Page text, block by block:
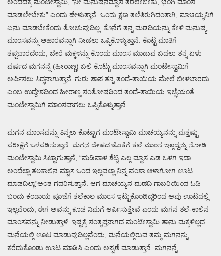
ಅಂದದಕ್ಕೆ ಮಂಟೇಸ್ವಾಮಿ, “ನೀ ಮನುಷನಮ್ವಾಸ ತರಲೇಬೇಕು, ಭಂಗಿ ಮಾಂಸ
ಮಾಡಲೇಬೇಕು” ಎಂದು ಹೇಳುತ್ತಾನೆ. ಒಂದು ಕ್ಷಣ ತಲೆತಿರುಗಿದಂತಾಗಿ, ಮಾಚಯ್ಯನಿಗೆ
ಏನು ಮಾಡಬೇಕೆಂದು ತೋಚುವುದಿಲ್ಲ. ಕೊನೆಗೆ ತನ್ನ ಮಡದಿಯನ್ನು ಕೇಳಿ ಮನುಷ್ಯ
ಮಾಂಸವನ್ನು ಆಹಾರವನ್ನಾಗಿ ನೀಡಲು ಒಪ್ಪಿಕೊಳ್ಳುತ್ತಾನೆ. ಕೊಟ್ಟ ಮಾತಿಗೆ
ತಪ್ಪಬಾರದೆಂದು, ಬೇರೆ ಮಕ್ಕಳನ್ನು ಕೊಂದು ಮಾಂಸ ಮಾಡುವ ಬದಲು ತನ್ನ ಏಳು
ವರ್ಷದ ಮಗನನ್ನೆ (ಹೀರಾಣ್ಣ) ಬಲಿ ಕೊಟ್ಟು ಮಾಂಸವನ್ನಾಗಿ ಮಂಟೇಸ್ವಾಮಿಗೆ
ಅರ್ಪಿಸಲು ಸಿದ್ಧನಾಗುತ್ತಾನೆ. ಗುರು ಶಾಪ ತನ್ನ ತಂದೆ-ತಾಯಿಯ ಮೇಲೆ ಬೀಳಬಾರದು
ಎಂಬ ಉದ್ದೇಶದಿಂದ ಹೀರಾಣ್ಣ ಸಂತೋಷದಿಂದ ತಂದೆ-ತಾಯಿಯ ಇಚ್ಛೆಯಂತೆ
ಮಂಟೇಸ್ವಾಮಿಗೆ ಮಾಂಸವಾಗಲು ಒಪ್ಪಿಕೊಳ್ಳುತ್ತಾನೆ.
ಮಗನ ಮಾಂಸವನ್ನು ತಿನ್ನಲು ಕೊಟ್ಟಾಗ ಮಂಟೇಸ್ವಾಮಿ ಮಾಚಯ್ಯನನ್ನು ಮತ್ತಷ್ಟು
ಪರೀಕ್ಷೆಗೆ ಒಳಪಡಿಸುತ್ತಾನೆ. ಮಗನ ದೇಹದ ಜೊತೆಗೆ ತಲೆ ಮಾಂಸ ಇಲ್ಲದ್ದನ್ನು ನೋಡಿ
ಮಂಟೇಸ್ವಾಮಿ ಸಿಟ್ಟಾಗುತ್ತಾನೆ, “ಮಡಿವಾಳ ಶೆಟ್ಟಿ ಎಲ್ಲ ಮ್ವಾಸ ಎಡ ಒಳಗ ಇದಾ
ಅಂದೆಲ್ಲಾ ತಲಕಾಲಿನ ಮ್ವಾಸ ಒಂದ ಇಲ್ಲವಲ್ಲಾ ನಿನ್ನ ವಂಶಾ ಆಳಾಗೋಗ ಊಟ
ಮಾಡದಿಲ್ಲಾ”ಅಂತ ಗದರಿಸುತ್ತಾನೆ. ಆಗ ಮಾಚಯ್ಯನ ಮಡದಿ ಗಾಬರಿಯಿಂದ ಓಡಿ
ಬಂದು ಕಂಡಾಯ ಪೂಜೆಗೆ ತಲೆಕಾಲ ಮಾಂಸ ಇಟ್ಟುಕೊಂಡಿದ್ದರಿಂದ ಅವು ಊಟದಲ್ಲಿ
ಇಲ್ಲವೆಂದು, ಈಗ ಅವನ್ನು ಕೂಡ ನಿಮಗೆ ಅರ್ಪಿಸುತ್ತೇವೆ ಎಂದು ಮಗನ ತಲೆ-ಕಾಲಿನ
ಮಾಂಸವನ್ನು ನೀಡುತ್ತಾಳೆ. ಇಷ್ಟಕ್ಕೆ ಸಂತೃಪ್ತನಾಗದ ಮಂಟೇಸ್ವಾಮಿ ತಾನು ಮಕ್ಕಳಿಲ್ಲದ
ಮನೆಯಲ್ಲಿ ಊಟ ಮಾಡುವುದಿಲ್ಲವೆಂದು, ಮನೆಯಲ್ಲಿರುವ ತಮ್ಮ ಮಗನನ್ನು
ಕರೆದುಕೊಂಡು ಊಟ ಮಾಡಿಸಿ ಎಂದು ಅಪ್ಪಣೆ ಮಾಡುತ್ತಾನೆ. ಮಗನನ್ನೆ